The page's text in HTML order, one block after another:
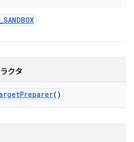
_SANDBOX
クタ
Preparer()